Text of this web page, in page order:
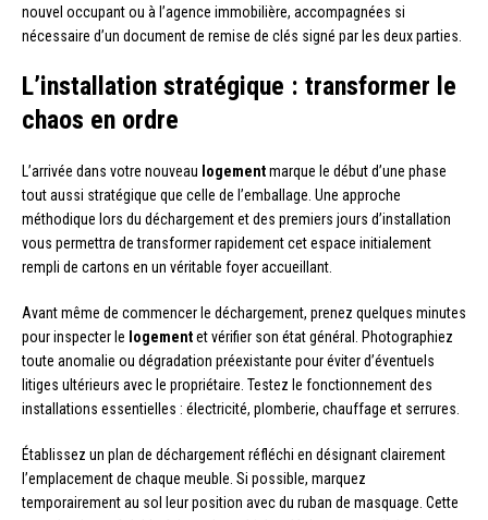
nouvel occupant ou à l’agence immobilière, accompagnées si
nécessaire d’un document de remise de clés signé par les deux parties.
L’installation stratégique : transformer le
chaos en ordre
L’arrivée dans votre nouveau logementmarque le début d’une phase
tout aussi stratégique que celle de l’emballage. Une approche
méthodique lors du déchargement et des premiers jours d’installation
vous permettra de transformer rapidement cet espace initialement
rempli de cartons en un véritable foyer accueillant.
Avant même de commencer le déchargement, prenez quelques minutes
pour inspecter le logementet vérifier son état général. Photographiez
toute anomalie ou dégradation préexistante pour éviter d’éventuels
litiges ultérieurs avec le propriétaire. Testez le fonctionnement des
installations essentielles : électricité, plomberie, chauffage et serrures.
Établissez un plan de déchargement réfléchi en désignant clairement
l’emplacement de chaque meuble. Si possible, marquez
temporairement au sol leur position avec du ruban de masquage. Cette